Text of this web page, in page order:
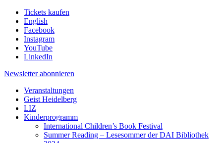
Tickets kaufen
English
Facebook
Instagram
YouTube
LinkedIn
Newsletter abonnieren
Veranstaltungen
Geist Heidelberg
LIZ
Kinderprogramm
International Children’s Book Festival
Summer Reading – Lesesommer der DAI Bibliothek